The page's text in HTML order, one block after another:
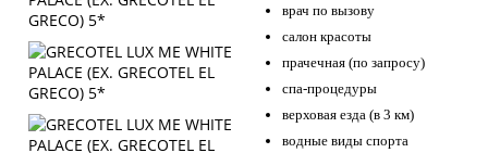
врач по вызову
салон красоты
прачечная (по запросу)
спа-процедуры
верховая езда (в 3 км)
водные виды спорта